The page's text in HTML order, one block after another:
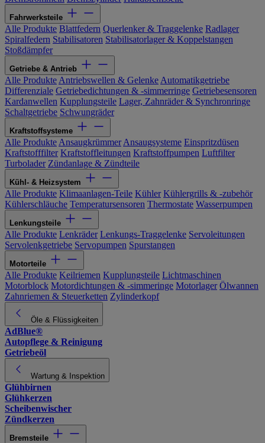
Fahrwerksteile
Alle Produkte Blattfedern Querlenker & Traggelenke Radlager
Spiralfedern Stabilisatoren Stabilisatorlager & Koppelstangen
Stoßdämpfer
Getriebe & Antrieb
Alle Produkte Antriebswellen & Gelenke Automatikgetriebe
Differenziale Getriebedichtungen & -simmerringe Getriebesensoren
Kardanwellen Kupplungsteile Lager, Zahnräder & Synchronringe
Schaltgetriebe Schwungräder
Kraftstoffsysteme
Alle Produkte Ansaugkrümmer Ansaugsysteme Einspritzdüsen
Kraftstofffilter Kraftstoffleitungen Kraftstoffpumpen Luftfilter
Turbolader Zündanlage & Zündteile
Kühl- & Heizsystem
Alle Produkte Klimaanlagen-Teile Kühler Kühlergrills & -zubehör
Kühlerschläuche Temperatursensoren Thermostate Wasserpumpen
Lenkungsteile
Alle Produkte Lenkräder Lenkungs-Traggelenke Servoleitungen
Servolenkgetriebe Servopumpen Spurstangen
Motorteile
Alle Produkte Keilriemen Kupplungsteile Lichtmaschinen
Motorblock Motordichtungen & -simmeringe Motorlager Ölwannen
Zahnriemen & Steuerketten Zylinderkopf
Öle & Flüssigkeiten
AdBlue®
Autopflege & Reinigung
Getriebeöl
Wartung & Inspektion
Glühbirnen
Glühkerzen
Scheibenwischer
Zündkerzen
Bremsteile